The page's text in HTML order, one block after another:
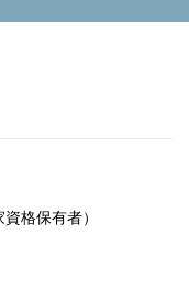
格保有者）